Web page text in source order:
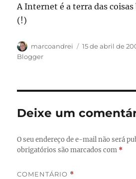
A Internet é a terra das
(!)
Autor
marcoandrei
Publicado
15 de abril de
Blogger
Deixe um
O seu endereço de e-mail não será
obrigatórios são marcados com *
COMENTÁRIO *